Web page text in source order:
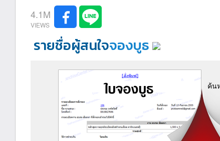
4.1M
รายชื่อผู้สนใจจองบูธ
ค้น